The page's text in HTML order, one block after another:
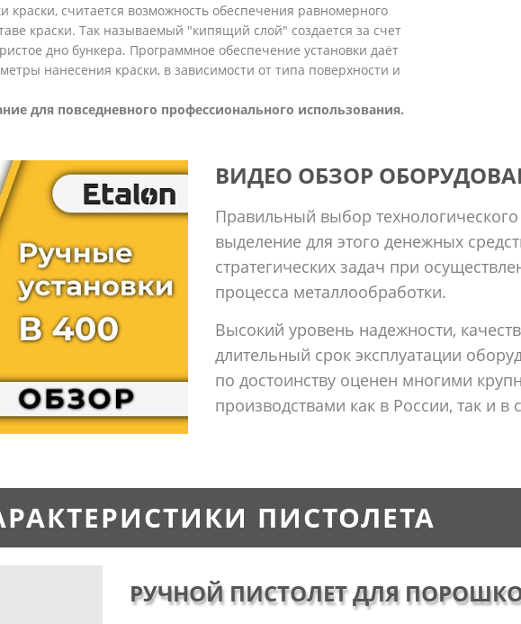
считается возможность обеспечения равномерного
краски. Так называемый "кипящий слой" создается за счет
дно бункера. Программное обеспечение установки даёт
нанесения краски, в зависимости от типа поверхности и
для повседневного профессионального использования.
ВИДЕО ОБЗОР
Правильный выбор
выделение для этого денежных
стратегических задач при
процесса металлообработки.
Высокий уровень надежности,
длительный срок эксплуатации
по достоинству оценен многими
производствами как в России, так и в
ПИСТОЛЕТА
РУЧНОЙ ПИСТОЛЕТ ДЛЯ